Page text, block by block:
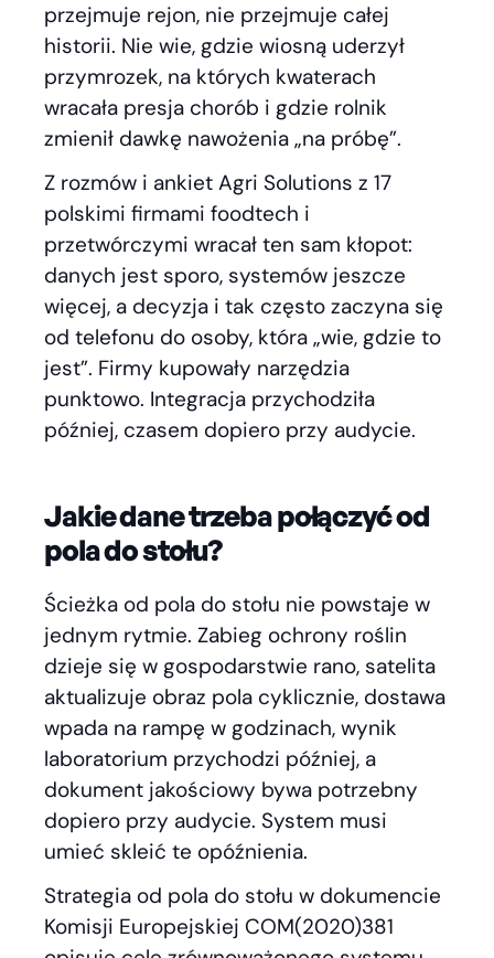
przejmuje rejon, nie przejmuje całej
historii. Nie wie, gdzie wiosną uderzył
przymrozek, na których kwaterach
wracała presja chorób i gdzie rolnik
zmienił dawkę nawożenia „na próbę”.
Z rozmów i ankiet Agri Solutions z 17
polskimi firmami foodtech i
przetwórczymi wracał ten sam kłopot:
danych jest sporo, systemów jeszcze
więcej, a decyzja i tak często zaczyna się
od telefonu do osoby, która „wie, gdzie to
jest”. Firmy kupowały narzędzia
punktowo. Integracja przychodziła
później, czasem dopiero przy audycie.
Jakie dane trzeba połączyć od
pola do stołu?
Ścieżka od pola do stołu nie powstaje w
jednym rytmie. Zabieg ochrony roślin
dzieje się w gospodarstwie rano, satelita
aktualizuje obraz pola cyklicznie, dostawa
wpada na rampę w godzinach, wynik
laboratorium przychodzi później, a
dokument jakościowy bywa potrzebny
dopiero przy audycie. System musi
umieć skleić te opóźnienia.
Strategia od pola do stołu w dokumencie
Komisji Europejskiej COM(2020)381